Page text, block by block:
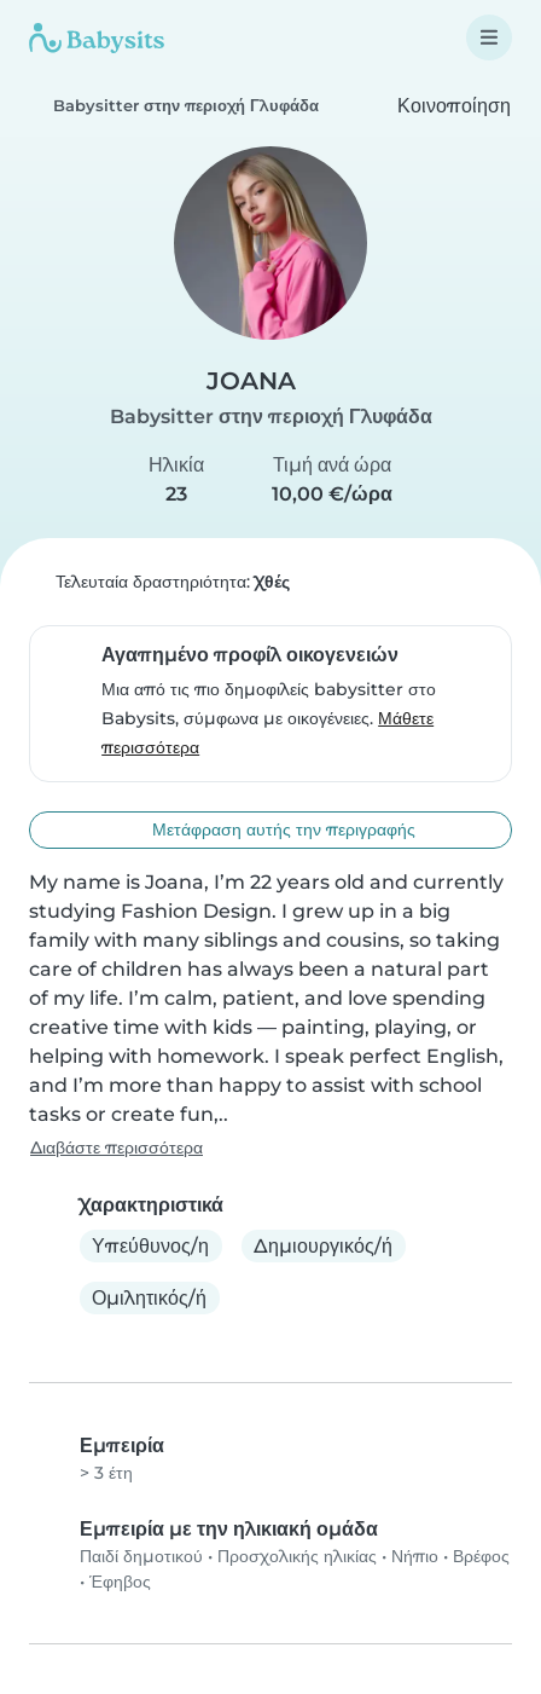
Babysitter στην περιοχή Γλυφάδα Κοινοποίηση
JOANA
Babysitter στην περιοχή Γλυφάδα
Ηλικία
23
Τιμή ανά ώρα
10,00 €/ώρα
Τελευταία δραστηριότητα:Χθές
Αγαπημένο προφίλ οικογενειών
Μια από τις πιο δημοφιλείς babysitter στο
Babysits, σύμφωνα με οικογένειες. Μάθετε
περισσότερα
Μετάφραση αυτής την περιγραφής
My name is Joana, I’m 22 years old and currently
studying Fashion Design. I grew up in a big
family with many siblings and cousins, so taking
care of children has always been a natural part
of my life. I’m calm, patient, and love spending
creative time with kids — painting, playing, or
helping with homework. I speak perfect English,
and I’m more than happy to assist with school
tasks or create fun,..
Διαβάστε περισσότερα
Χαρακτηριστικά
Υπεύθυνος/η
Δημιουργικός/ή
Ομιλητικός/ή
Εμπειρία
> 3 έτη
Εμπειρία με την ηλικιακή ομάδα
Παιδί δημοτικού • Προσχολικής ηλικίας • Νήπιο • Βρέφος
• Έφηβος